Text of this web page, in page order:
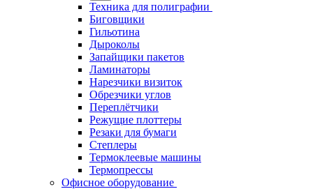
Техника для полиграфии
Биговщики
Гильотина
Дыроколы
Запайщики пакетов
Ламинаторы
Нарезчики визиток
Обрезчики углов
Переплётчики
Режущие плоттеры
Резаки для бумаги
Степлеры
Термоклеевые машины
Термопрессы
Офисное оборудование